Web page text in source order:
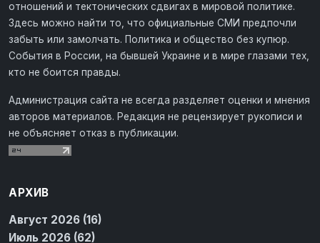
отношений и тектонических сдвигах в мировой политике.
Здесь можно найти то, что официальные СМИ предпочли
забыть или замолчать. Политика и общество без купюр.
События в России, на бывшей Украине и в мире глазами тех,
кто не боится правды.
Администрация сайта не всегда разделяет оценки и мнения
авторов материалов. Редакция не рецензирует рукописи и
не объясняет отказ в публикации.
АРХИВ
Август 2026 (16)
Июль 2026 (62)